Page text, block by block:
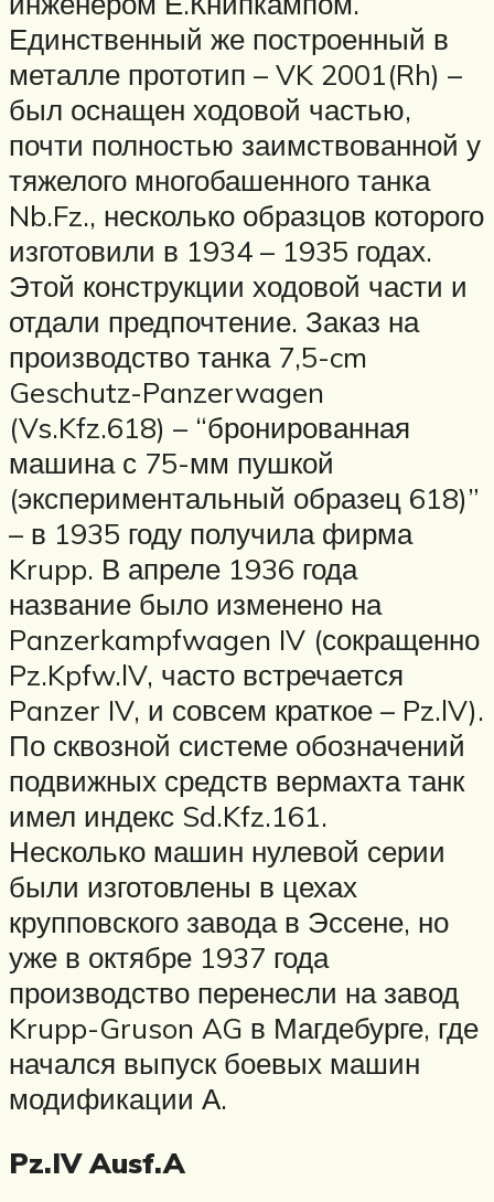
Единственный же построенный в
металле прототип – VK 2001(Rh) –
был оснащен ходовой частью,
почти полностью заимствованной у
тяжелого многобашенного танка
Nb.Fz., несколько образцов которого
изготовили в 1934 – 1935 годах.
Этой конструкции ходовой части и
отдали предпочтение. Заказ на
производство танка 7,5-cm
Geschutz-Panzerwagen
(Vs.Kfz.618) – “бронированная
машина с 75-мм пушкой
(экспериментальный образец 618)”
– в 1935 году получила фирма
Krupp. В апреле 1936 года
название было изменено на
Panzerkampfwagen IV (сокращенно
Pz.Kpfw.lV, часто встречается
Panzer IV, и совсем краткое – Pz.lV).
По сквозной системе обозначений
подвижных средств вермахта танк
имел индекс Sd.Kfz.161.
Несколько машин нулевой серии
были изготовлены в цехах
крупповского завода в Эссене, но
уже в октябре 1937 года
производство перенесли на завод
Krupp-Gruson AG в Магдебурге, где
начался выпуск боевых машин
модификации А.
Pz.IV Ausf.A